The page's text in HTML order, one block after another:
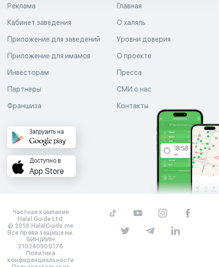
Главная
О халяль
Уровни доверия
Реклама
Кабинет заведения
Приложение для заведений
Приложение для имамов О проекте
Пресса
СМИ о нас
Контакты
Инвесторам
Партнеры
Франшиза
Загрузить на
Доступно в
App Store
Частная компания
Halal Guide Ltd.
© 2018 HalalGuide.me
Все права защищены.
БИН/ИИН
210240900176
Политика
конфиденциальности